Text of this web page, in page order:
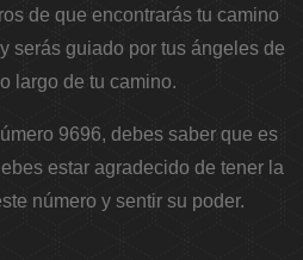
de que encontrarás tu camino
serás guiado por tus ángeles de
largo de tu camino.
9696, debes saber que es
estar agradecido de tener la
número y sentir su poder.